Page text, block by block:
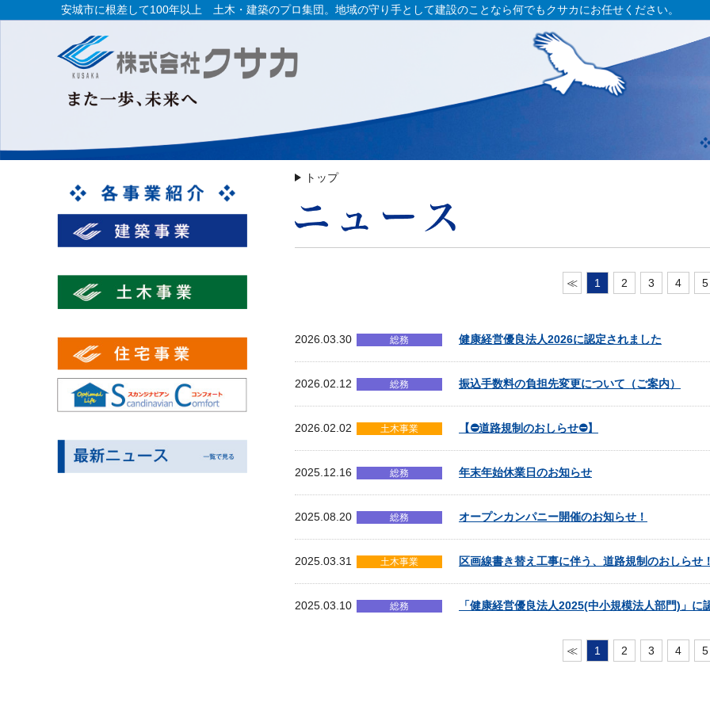
安城市に根差して100年以上 土木・建築のプロ集団。地域の守り手として建設のことなら何でもクサカにお任せください。
トップ
≪ 1 2 3 4 5
2026.03.30 総務 健康経営優良法人2026に認定されました
2026.02.12 総務 振込手数料の負担先変更について（ご案内）
2026.02.02 土木事業 【⛔道路規制のおしらせ⛔】
2025.12.16 総務 年末年始休業日のお知らせ
2025.08.20 総務 オープンカンパニー開催のお知らせ！
2025.03.31 土木事業 区画線書き替え工事に伴う、道路規制のおしらせ！
2025.03.10 総務 「健康経営優良法人2025(中小規模法人部門)」に
≪ 1 2 3 4 5